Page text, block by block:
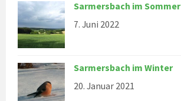
Sarmersbach im Sommer
7. Juni 2022
Sarmersbach im Winter
20. Januar 2021